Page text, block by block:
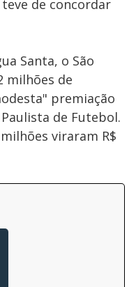
de concordar
Santa, o São
milhões de
premiação
de Futebol.
viraram R$